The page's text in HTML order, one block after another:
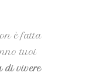
è fatta
tuoi
di vivere